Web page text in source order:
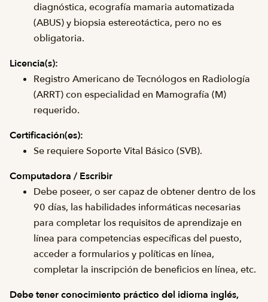
diagnóstica, ecografía mamaria automatizada
(ABUS) y biopsia estereotáctica, pero no es
obligatoria.
Licencia(s):
Registro Americano de Tecnólogos en Radiología
(ARRT) con especialidad en Mamografía (M)
requerido.
Certificación(es):
Se requiere Soporte Vital Básico (SVB).
Computadora / Escribir
Debe poseer, o ser capaz de obtener dentro de los
90 días, las habilidades informáticas necesarias
para completar los requisitos de aprendizaje en
línea para competencias específicas del puesto,
acceder a formularios y políticas en línea,
completar la inscripción de beneficios en línea, etc.
Debe tener conocimiento práctico del idioma inglés,